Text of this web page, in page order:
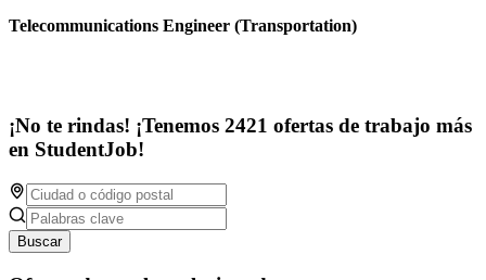
Telecommunications Engineer (Transportation)
¡No te rindas! ¡Tenemos 2421 ofertas de trabajo más
en StudentJob!
Buscar